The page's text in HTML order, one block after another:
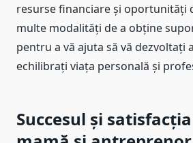
resurse financiare și oportunități
multe modalități de a obține
pentru a vă ajuta să vă dezvoltați
echilibrați viața personală și
Succesul și